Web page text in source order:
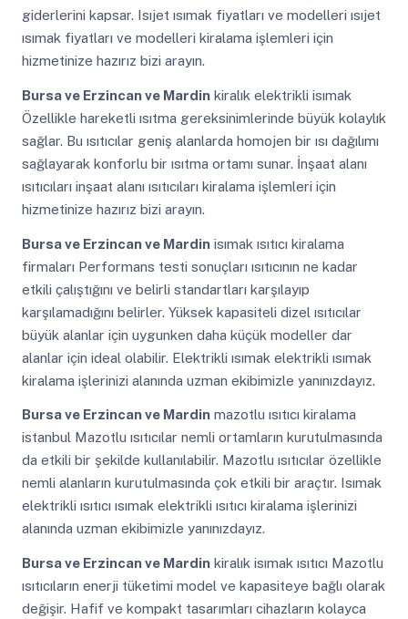
giderlerini kapsar. Isıjet ısımak fiyatları ve modelleri ısıjet
ısımak fiyatları ve modelleri kiralama işlemleri için
hizmetinize hazırız bizi arayın.
Bursa ve Erzincan ve Mardinkiralık elektrikli isımak
Özellikle hareketli ısıtma gereksinimlerinde büyük kolaylık
sağlar. Bu ısıtıcılar geniş alanlarda homojen bir ısı dağılımı
sağlayarak konforlu bir ısıtma ortamı sunar. İnşaat alanı
ısıtıcıları inşaat alanı ısıtıcıları kiralama işlemleri için
hizmetinize hazırız bizi arayın.
Bursa ve Erzincan ve Mardinisımak ısıtıcı kiralama
firmaları Performans testi sonuçları ısıtıcının ne kadar
etkili çalıştığını ve belirli standartları karşılayıp
karşılamadığını belirler. Yüksek kapasiteli dizel ısıtıcılar
büyük alanlar için uygunken daha küçük modeller dar
alanlar için ideal olabilir. Elektrikli ısımak elektrikli ısımak
kiralama işlerinizi alanında uzman ekibimizle yanınızdayız.
Bursa ve Erzincan ve Mardinmazotlu ısıtıcı kiralama
istanbul Mazotlu ısıtıcılar nemli ortamların kurutulmasında
da etkili bir şekilde kullanılabilir. Mazotlu ısıtıcılar özellikle
nemli alanların kurutulmasında çok etkili bir araçtır. Isımak
elektrikli ısıtıcı ısımak elektrikli ısıtıcı kiralama işlerinizi
alanında uzman ekibimizle yanınızdayız.
Bursa ve Erzincan ve Mardinkiralık isımak ısıtıcı Mazotlu
ısıtıcıların enerji tüketimi model ve kapasiteye bağlı olarak
değişir. Hafif ve kompakt tasarımları cihazların kolayca